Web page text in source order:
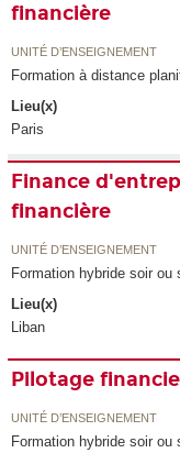
financière
UNITÉ D’ENSEIGNEMENT
Formation à distance
Lieu(x)
Paris
Finance
financière
UNITÉ D’ENSEIGNEMENT
Formation hybride soir ou
Lieu(x)
Liban
Pilotage
UNITÉ D’ENSEIGNEMENT
Formation hybride soir ou